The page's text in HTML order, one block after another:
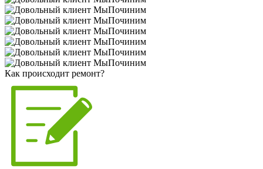
Как происходит ремонт?